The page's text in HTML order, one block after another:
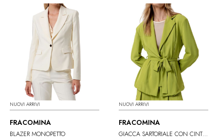
NUOVI ARRIVI
FRACOMINA
BLAZER MONOPETTO
NUOVI ARRIVI
FRACOMINA
GIACCA SARTORIALE CON CINTURA